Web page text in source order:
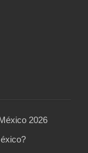
2026